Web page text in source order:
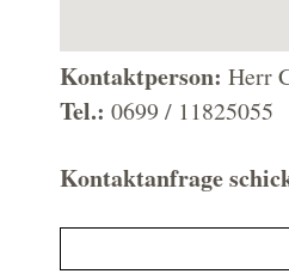
Kontaktperson: Herr
Tel.: 0699 / 11825055
Kontaktanfrage